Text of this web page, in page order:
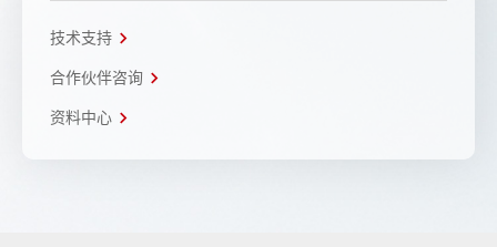
技术支持
合作伙伴咨询
资料中心